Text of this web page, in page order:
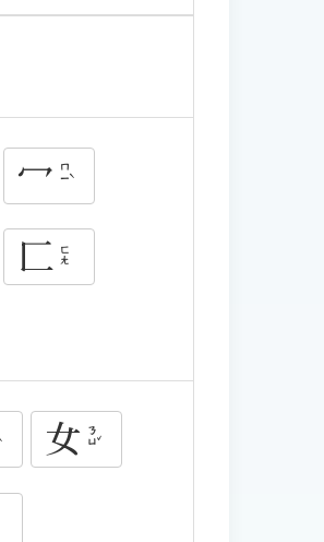
冖 ㄇㄧˋ
匚 ㄈㄤ
女 ㄋㄩˇ